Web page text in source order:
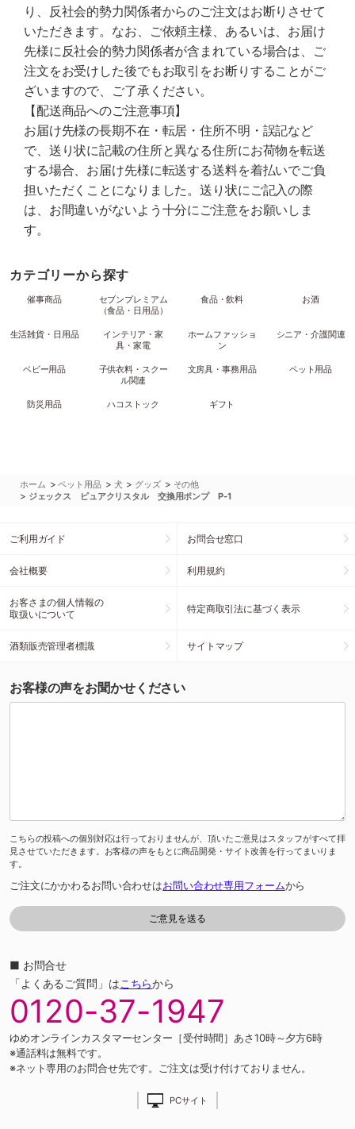
り、反社会的勢力関係者からのご注文はお断りさせて
いただきます。なお、ご依頼主様、あるいは、お届け
先様に反社会的勢力関係者が含まれている場合は、ご
注文をお受けした後でもお取引をお断りすることがご
ざいますので、ご了承ください。
【配送商品へのご注意事項】
お届け先様の長期不在・転居・住所不明・誤記など
で、送り状に記載の住所と異なる住所にお荷物を転送
する場合、お届け先様に転送する送料を着払いでご負
担いただくことになりました。送り状にご記入の際
は、お間違いがないよう十分にご注意をお願いしま
す。
カテゴリーから探す
催事商品
セブンプレミアム
（食品・日用品）
食品・飲料 お酒
生活雑貨・日用品
インテリア・家
具・家電
ホームファッショ
ン
シニア・介護関連
ベビー用品
子供衣料・スクー
ル関連
文房具・事務用品 ペット用品
防災用品 ハコストック ギフト
ホーム >ペット用品 > 犬 > グッズ > その他
> ジェックス ピュアクリスタル 交換用ポンプ P-1
ご利用ガイド お問合せ窓口
会社概要 利用規約
お客さまの個人情報の
取扱いについて
特定商取引法に基づく表示
酒類販売管理者標識 サイトマップ
お客様の声をお聞かせください
こちらの投稿への個別対応は行っておりませんが、頂いたご意見はスタッフがすべて拝
見させていただきます。お客様の声をもとに商品開発・サイト改善を行ってまいりま
す。
ご注文にかかわるお問い合わせはお問い合わせ専用フォームから
■ お問合せ
「よくあるご質問」はこちらから
0120-37-1947
ゆめオンラインカスタマーセンター［受付時間］あさ10時～夕方6時
※通話料は無料です。
※ネット専用のお問合せ先です。ご注文は受け付けておりません。
PCサイト